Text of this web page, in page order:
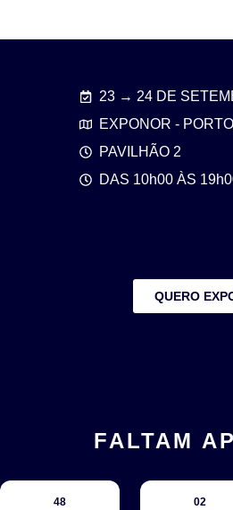
23 → 24 DE
EXPONOR -
PAVILHÃO 2
DAS 10h00 ÀS
QUERO
FALTAM
48 02